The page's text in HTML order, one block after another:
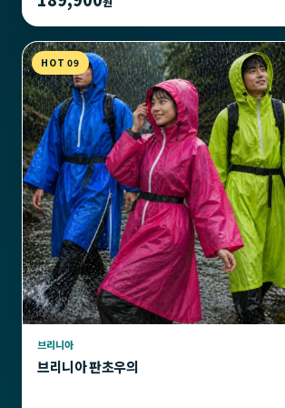
HOT 09
브리니아
브리니아 판초우의